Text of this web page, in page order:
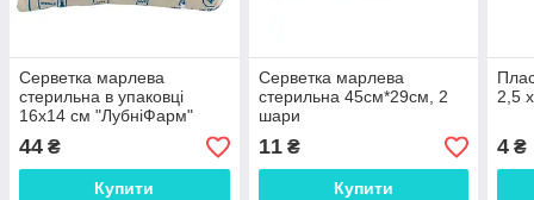
Серветка марлева
стерильна в упаковці
16х14 см "ЛубніФарм"
44 ₴
Купити
Серветка марлева
стерильна 45см*29см, 2
шари
11₴
Купити
2,5
4 ₴